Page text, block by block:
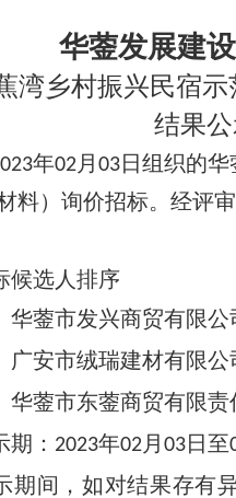
华蓥发展建
湾乡村振兴民宿示
结果
年02 月03 日组织的
材料）询价招标。经评
候选人排序
华蓥市发兴商贸有限公
广安市绒瑞建材有限公
华蓥市东蓥商贸有限责
： 2023年02 月03 日至
期间，如对结果存有